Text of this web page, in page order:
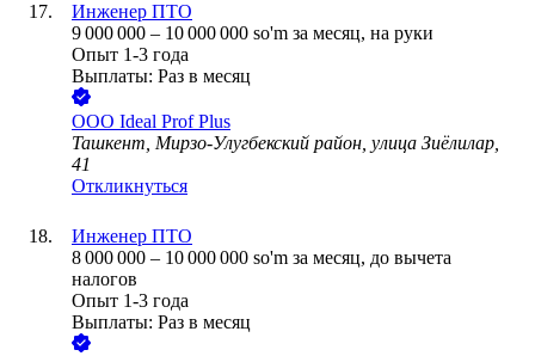
Инженер ПТО
9 000 000 – 10 000 000 so'm за месяц, на руки
Опыт 1-3 года
Выплаты: Раз в месяц
ООО Ideal Prof Plus
Ташкент, Мирзо-Улугбекский район, улица Зиёлилар,
41
Откликнуться
Инженер ПТО
8 000 000 – 10 000 000 so'm за месяц, до вычета
налогов
Опыт 1-3 года
Выплаты: Раз в месяц